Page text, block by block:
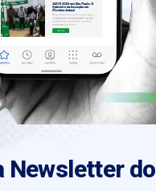
Newsletter do